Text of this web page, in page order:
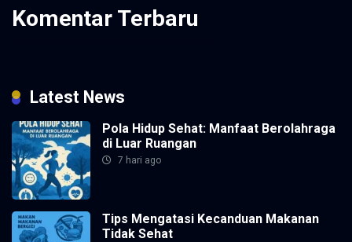
Komentar Terbaru
Latest News
Pola Hidup Sehat: Manfaat Berolahraga
di Luar Ruangan
7 hari ago
Tips Mengatasi Kecanduan Makanan
Tidak Sehat